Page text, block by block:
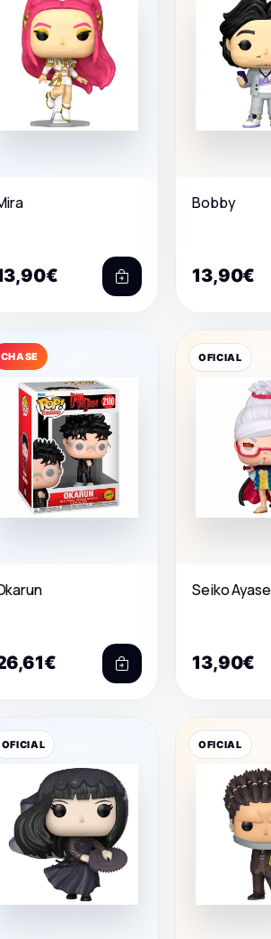
Bobby
13,90€
CHASE OFICIAL
Seiko Ayase
13,90€
OFICIAL OFICIAL